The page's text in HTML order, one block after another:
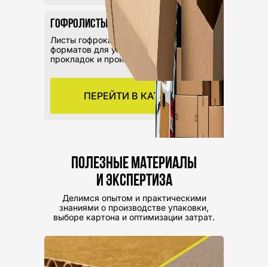
Листы гофрокартона разных
форматов для упаковки,
прокладок и производства.
Гофролисты
ПЕРЕЙТИ В КАТАЛОГ
Делимся опытом и практическими
знаниями о производстве упаковки,
выборе картона и оптимизации затрат.
Полезные материалы
и экспертиза